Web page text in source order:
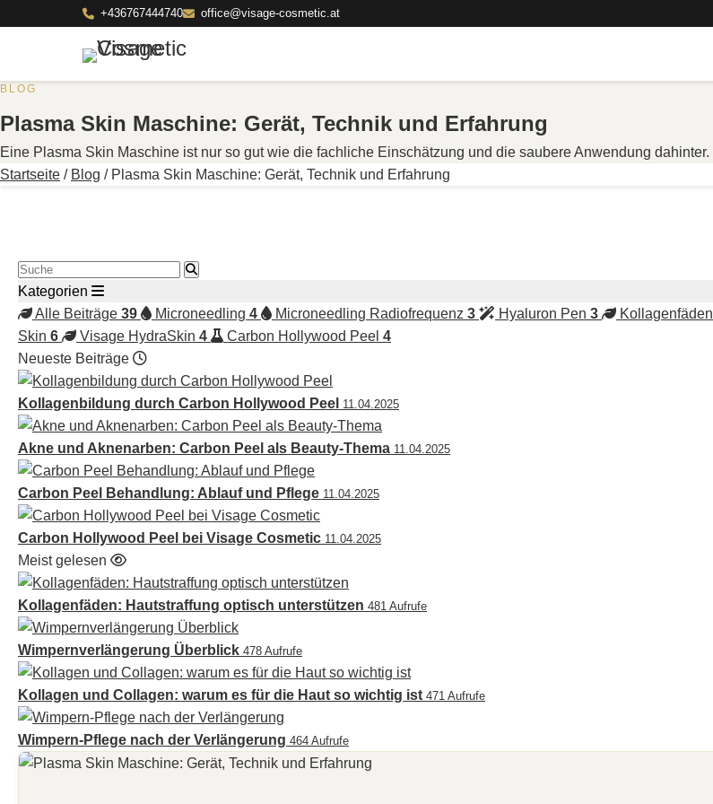
+436767444740 office@visage-cosmetic.at
BLOG
Plasma Skin Maschine: Gerät, Technik und Erfahrung
Eine Plasma Skin Maschine ist nur so gut wie die fachliche Einschätzung und die saubere Anwendung dahinter.
Startseite / Blog / Plasma Skin Maschine: Gerät, Technik und Erfahrung
Blog durchsuchen
Kategorien
Alle Beiträge 39 Microneedling 4 Microneedling Radiofrequenz 3 Hyaluron Pen 3 Kollagenfäden
Skin 6 Visage HydraSkin 4 Carbon Hollywood Peel 4
Neueste Beiträge
Kollagenbildung durch Carbon Hollywood Peel 11.04.2025
Akne und Aknenarben: Carbon Peel als Beauty-Thema 11.04.2025
Carbon Peel Behandlung: Ablauf und Pflege 11.04.2025
Carbon Hollywood Peel bei Visage Cosmetic 11.04.2025
Meist gelesen
Kollagenfäden: Hautstraffung optisch unterstützen 481 Aufrufe
Wimpernverlängerung Überblick 478 Aufrufe
Kollagen und Collagen: warum es für die Haut so wichtig ist 471 Aufrufe
Wimpern-Pflege nach der Verlängerung 464 Aufrufe